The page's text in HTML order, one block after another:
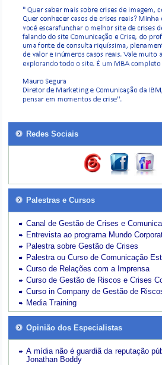
Redes Sociais
Palestras e Cursos
Canal de Gestão de Crises e
Entrevista ao programa Mundo
Palestra sobre Gestão de Crises
Palestra ou Curso de Comunicação
Curso de Relações com a Imprensa
Curso de Gestão de Riscos e Crises
Curso in Company de Gestão de
Media Training
Opinião dos Especialistas
A mídia não é guardiã da reputação
Jonathan Boddy